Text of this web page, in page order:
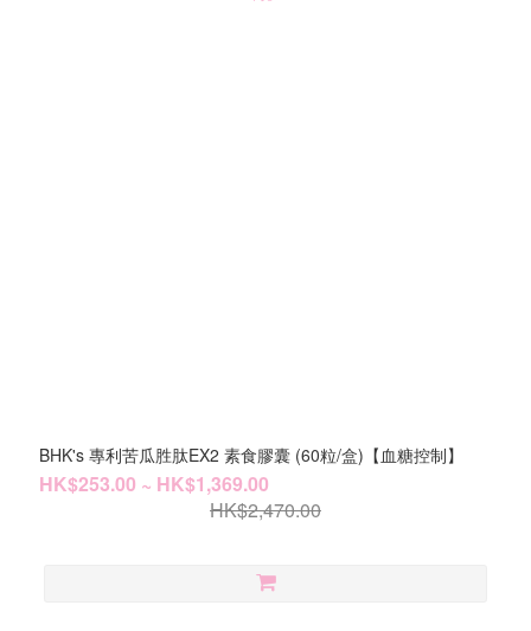
BHK's 專利苦瓜胜肽EX2 素食膠囊 (60粒/盒)【血糖控制】
HK$253.00 ~ HK$1,369.00
HK$2,470.00